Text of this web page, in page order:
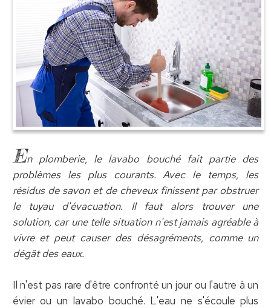
En plomberie, le lavabo bouché fait partie des
problèmes les plus courants. Avec le temps, les
résidus de savon et de cheveux finissent par obstruer
le tuyau d'évacuation. Il faut alors trouver une
solution, car une telle situation n'est jamais agréable à
vivre et peut causer des désagréments, comme un
dégât des eaux.
Il n'est pas rare d'être confronté un jour ou l'autre à un
évier ou un lavabo bouché. L'eau ne s'écoule plus